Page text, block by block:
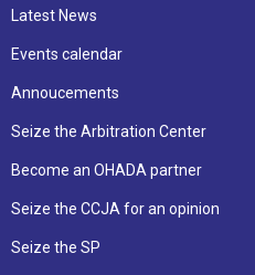
Latest News
Events calendar
Annoucements
Seize the Arbitration Center
Become an OHADA partner
Seize the CCJA for an opinion
Seize the SP